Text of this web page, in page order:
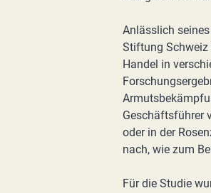
Anlässlich
Stiftung Schweiz
Handel in
Geschäftsführer
oder in der
nach, wie zum
Für die Studie